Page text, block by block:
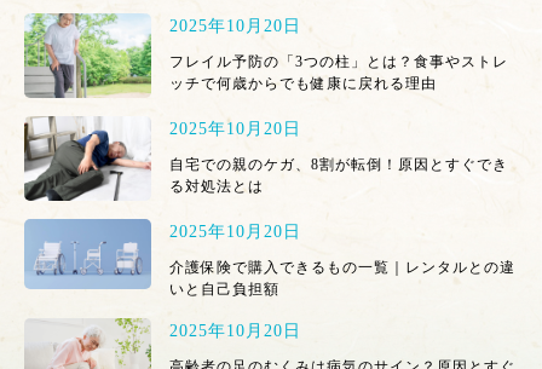
2025年10月20日
フレイル予防の「3つの柱」とは？食事やストレ
ッチで何歳からでも健康に戻れる理由
2025年10月20日
自宅での親のケガ、8割が転倒！原因とすぐでき
る対処法とは
2025年10月20日
介護保険で購入できるもの一覧｜レンタルとの違
いと自己負担額
2025年10月20日